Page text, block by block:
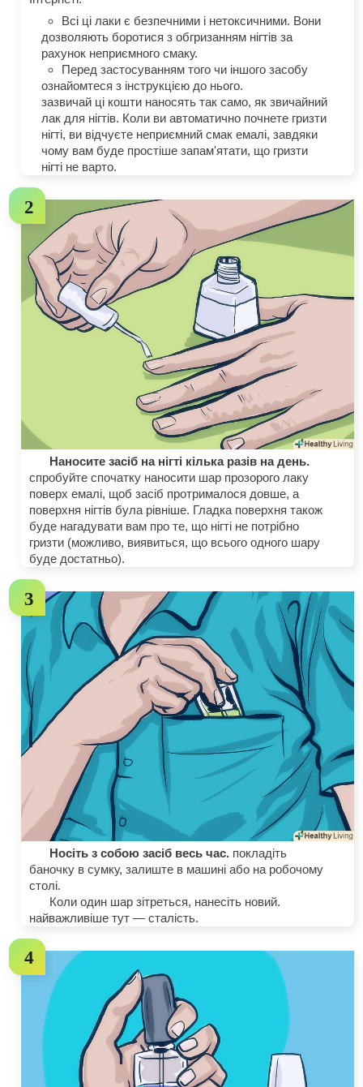
Всі ці лаки є безпечними і нетоксичними. Вони
дозволяють боротися з обгризанням нігтів за
рахунок неприємного смаку.
Перед застосуванням того чи іншого засобу
ознайомтеся з інструкцією до нього.
зазвичай ці кошти наносять так само, як звичайний
лак для нігтів. Коли ви автоматично почнете гризти
нігті, ви відчуєте неприємний смак емалі, завдяки
чому вам буде простіше запам'ятати, що гризти
нігті не варто.
Наносите засіб на нігті кілька разів на день.
спробуйте спочатку наносити шар прозорого лаку
поверх емалі, щоб засіб протрималося довше, а
поверхня нігтів була рівніше. Гладка поверхня також
буде нагадувати вам про те, що нігті не потрібно
гризти (можливо, виявиться, що всього одного шару
буде достатньо).
Носіть з собою засіб весь час. покладіть
баночку в сумку, залиште в машині або на робочому
столі.
Коли один шар зітреться, нанесіть новий.
найважливіше тут — сталість.